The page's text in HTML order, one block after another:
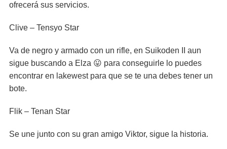
ofrecerá sus servicios.
Clive – Tensyo Star
Va de negro y armado con un rifle, en Suikoden II aun
sigue buscando a Elza 😛 para conseguirle lo puedes
encontrar en lakewest para que se te una debes tener un
bote.
Flik – Tenan Star
Se une junto con su gran amigo Viktor, sigue la historia.